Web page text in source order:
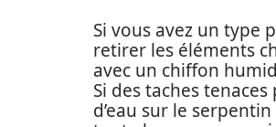
Si vous avez un type
retirer les éléments
avec un chiffon
Si des taches
d’eau sur le